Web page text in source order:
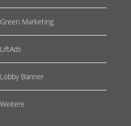
Green Marketing
LiftAds
Lobby Banner
Weitere